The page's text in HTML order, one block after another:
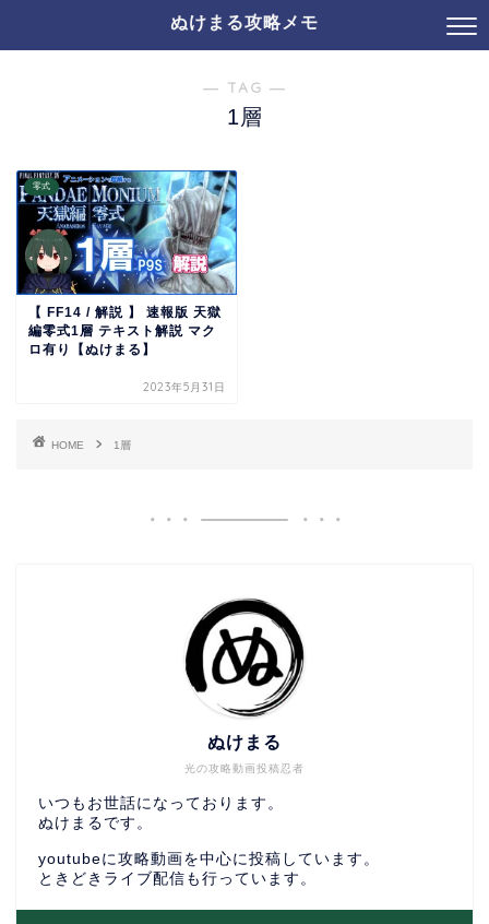
ぬけまる攻略メモ
― TAG ―
1層
零式
【 FF14 / 解説 】 速報版 天獄
編零式1層 テキスト解説 マク
ロ有り【ぬけまる】
2023年5月31日
HOME 1層
光の攻略動画投稿忍者
ぬけまる
いつもお世話になっております。
ぬけまるです。
youtubeに攻略動画を中心に投稿しています。
ときどきライブ配信も行っています。